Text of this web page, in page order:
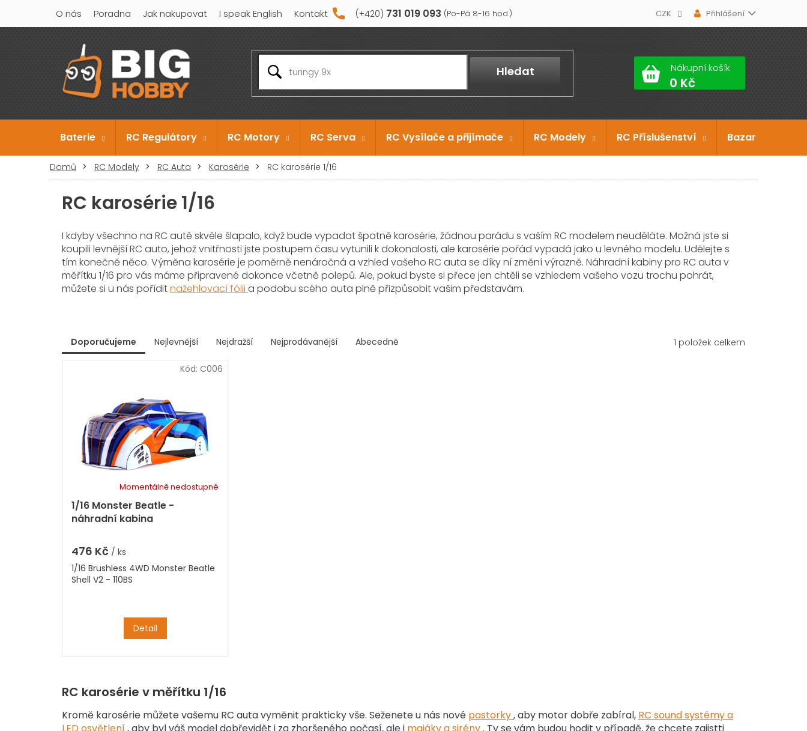
obsah
731 019 093
O nás Poradna Jak nakupovat I speak English Kontakt CZK Přihlášení
Hledat Nákupní košík
Baterie RC Regulátory RC Motory RC Serva RC Vysílače a přijímače RC Modely RC Příslušenství Bazar
Domů RC Modely RC Auta Karosérie RC karosérie 1/16
RC karosérie 1/16
I kdyby všechno na RC autě skvěle šlapalo, když bude vypadat špatně karosérie, žádnou parádu s vaším RC modelem neuděláte. Možná jste si
koupili levnější RC auto, jehož vnitřnosti jste postupem času vytunili k dokonalosti, ale karosérie pořád vypadá jako u levného modelu. Udělejte s
tím konečně něco. Výměna karosérie je poměrně nenáročná a vzhled vašeho RC auta se díky ní změní výrazně. Náhradní kabiny pro RC auta v
měřítku 1/16 pro vás máme připravené dokonce včetně polepů. Ale, pokud byste si přece jen chtěli se vzhledem vašeho vozu trochu pohrát,
můžete si u nás poříditnažehlovací fólii a podobu scého auta plně přizpůsobit vašim představám.
Ř
Doporučujeme Nejlevnější Nejdražší Nejprodávanější Abecedně 1 položek celkem
ý
p
1/16 Monster Beatle -
náhradní kabina
Momentálně nedostupné
476 Kč / ks
Detail
1/16 Brushless 4WD Monster Beatle
Shell V2 - 110BS
Kód: C006
d
RC karosérie v měřítku 1/16
Kromě karosérie můžete vašemu RC auta vyměnit prakticky vše. Seženete u nás nové pastorky, aby motor dobře zabíral, RC sound systémy a
LED osvětlení, aby byl váš model dobřevidět i za zhoršeného počasí, ale i majáky a sirény. Ty se vám budou hodit v případě, že chcete zajistti